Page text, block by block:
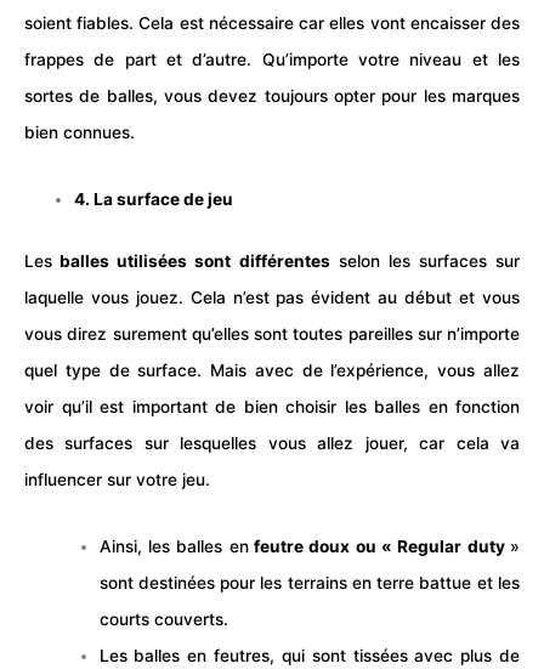
soient fiables. Cela est nécessaire car elles vont encaisser des
frappes de part et d’autre. Qu’importe votre niveau et les
sortes de balles, vous devez toujours opter pour les marques
bien connues.
4. La surface de jeu
Les balles utilisées sont différentesselon les surfaces sur
laquelle vous jouez. Cela n’est pas évident au début et vous
vous direz surement qu’elles sont toutes pareilles sur n’importe
quel type de surface. Mais avec de l’expérience, vous allez
voir qu’il est important de bien choisir les balles en fonction
des surfaces sur lesquelles vous allez jouer, car cela va
influencer sur votre jeu.
Ainsi, les balles enfeutre doux ou « Regular duty »
sont destinées pour les terrains en terre battue et les
courts couverts.
Les balles en feutres, qui sont tissées avec plus de